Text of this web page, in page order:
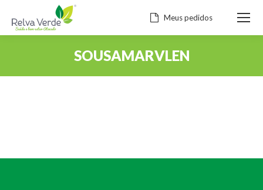
Meus pedidos
SOUSAMARVLEN